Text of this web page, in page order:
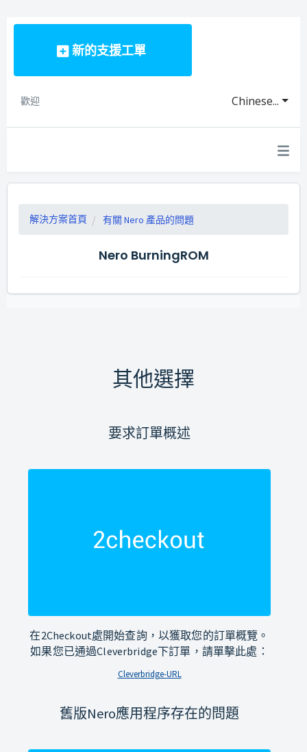
新的支援工單
Chinese...
歡迎
解決方案首頁 有關 Nero 產品的問題
Nero BurningROM
其他選擇
要求訂單概述
在2Checkout處開始查詢，以獲取您的訂單概覽。
如果您已通過Cleverbridge下訂單，請單擊此處：
Cleverbridge-URL
舊版Nero應用程序存在的問題